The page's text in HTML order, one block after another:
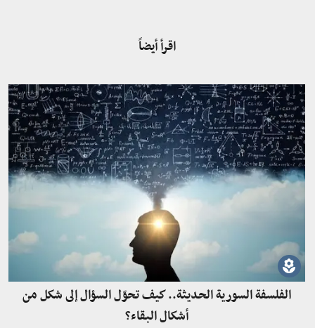
اقرأ أيضاً
الفلسفة السورية الحديثة.. كيف تحوّل السؤال إلى شكل من
أشكال البقاء؟